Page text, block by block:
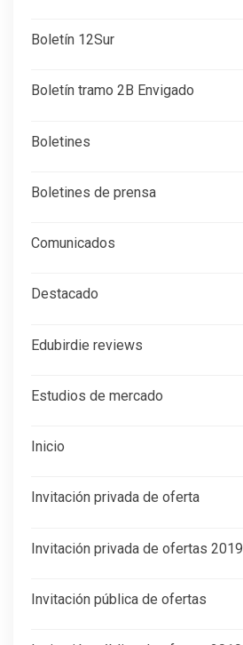
Boletín 12Sur
Boletín tramo 2B Envigado
Boletines
Boletines de prensa
Comunicados
Destacado
Edubirdie reviews
Estudios de mercado
Inicio
Invitación privada de oferta
Invitación privada de ofertas 2019
Invitación pública de ofertas